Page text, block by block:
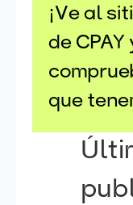
¡Ve al
de CPAY
que